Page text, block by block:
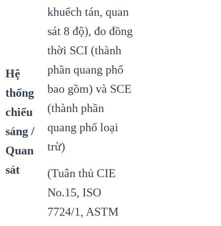
Hệ
thống
chiếu
sáng /
Quan
sát
khuếch tán, quan
sát 8 độ), đo đồng
thời SCI (thành
phần quang phổ
bao gồm) và SCE
(thành phần
quang phổ loại
trừ)
(Tuân thủ CIE
No.15, ISO
7724/1, ASTM